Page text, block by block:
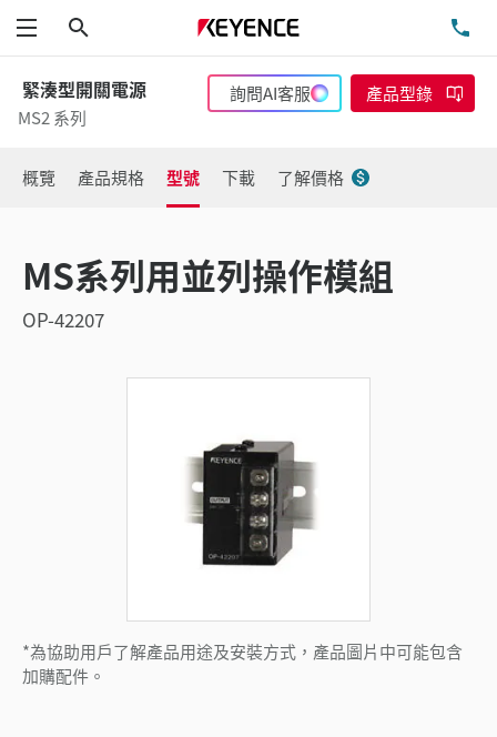
功能表
緊湊型開關電源
MS2 系列
詢問AI客服 產品型錄
概覽 產品規格 型號 下載 了解價格
MS系列用並列操作模組
OP-42207
*為協助用戶了解產品用途及安裝方式，產品圖片中可能包含
加購配件。